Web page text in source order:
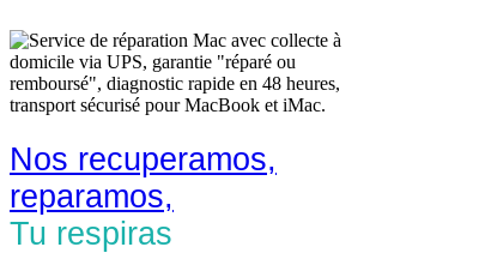
Nos recuperamos,
reparamos,
Tu respiras